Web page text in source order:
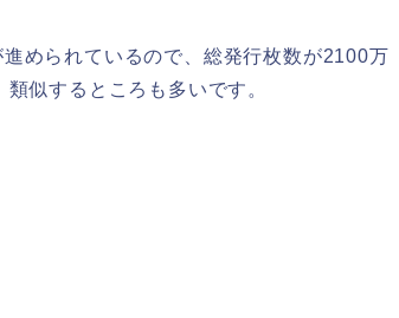
められているので、総発行枚数が2100万
似するところも多いです。